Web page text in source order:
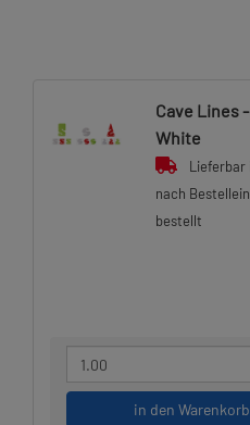
Cave Lines
White
Lieferbar
nach
bestellt
in den